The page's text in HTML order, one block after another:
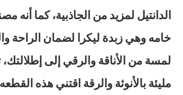
الدانتيل لمزيد من الجاذبية، كما أنه
خامه وهي زبدة ليكرا لضمان الراحة
لمسة من الأناقة والرقي إلى إطلالتك،
مليئة بالأنوثة والرقة اقتني هذه